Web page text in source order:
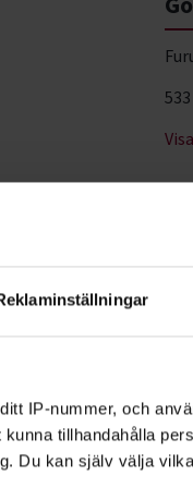
IP-nummer, och
tillhandahålla
Du kan själv välja